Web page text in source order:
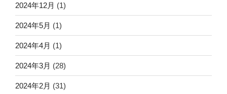
2024年12月 (1)
2024年5月 (1)
2024年4月 (1)
2024年3月 (28)
2024年2月 (31)